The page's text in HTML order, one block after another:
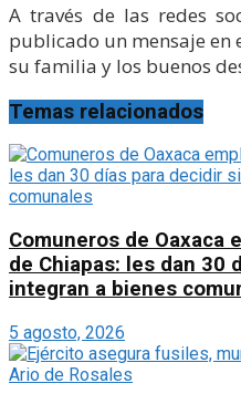
A través de las redes
publicado un mensaje en
su familia y los buenos
Temas relacionados
Comuneros de Oaxaca
de Chiapas: les dan 30
integran a bienes
5 agosto, 2026